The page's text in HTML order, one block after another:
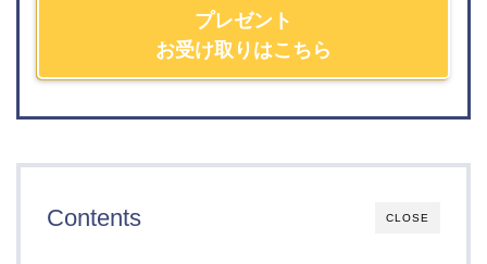
プレゼント
お受け取りはこちら
CLOSE
Contents
星野学園小学校
校
開智望小学校
兵庫県
甲子園学院小学校